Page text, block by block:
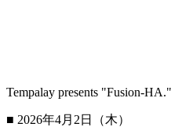
Tempalay presents "Fusion-HA."
■ 2026年4月2日（木）